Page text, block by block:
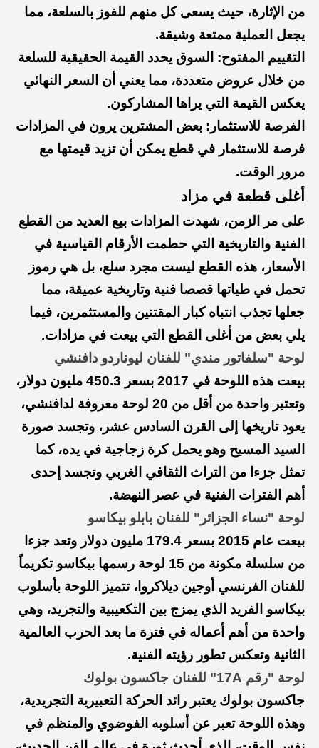
من الإثارة، حيث يسعى كل منهم للفوز بالسلعة، مما
يجعل العملية ممتعة وشيقة.
التقييم المفتوح: السوق يحدد القيمة الحقيقية للسلعة
من خلال عروض متعددة، مما يعني أن السعر النهائي
يعكس القيمة التي يراها المشاركون.
الفرصة للاستثمار: بعض المشترين يرون في المزادات
فرصة للاستثمار في قطع يمكن أن تزيد قيمتها مع
مرور الوقت.
أغلى قطعة في مزاد
على مر الزمن، شهدت المزادات بيع العديد من القطع
الفنية والتاريخية التي حطمت الأرقام القياسية في
الأسعار، هذه القطع ليست مجرد سلع، بل هي رموز
تحمل في طياتها قصصا فنية وتاريخية عميقة، مما
جعلها تجذب انتباه كبار المقتنين والمستثمرين، فيما
يلي بعض من أغلى القطع التي بيعت في مزادات.
لوحة "سلفاتور مندي" للفنان ليوناردو دافنشي
بيعت هذه اللوحة في 2017 بسعر 450.3 مليون دولار،
وتعتبر واحدة من أقل من 20 لوحة معروفة لدافنشي،
يعود تاريخها إلى القرن السادس عشر، وتجسد صورة
السيد المسيح وهو يحمل كرة زجاجية في يده، كما
تمثل جزءا من التراث الثقافي الغربي وتجسد إحدى
أهم الفترات الفنية في عصر النهضة.
لوحة "نساء الجزائر" للفنان بابلو بيكاسو
بيعت عام 2015 بسعر 179.4 مليون دولار وتعد جزءا
من سلسلة مكونة من 15 لوحة رسمها بيكاسو تكريماً
للفنان الفرنسي أوجين ديلاكروا، تتميز اللوحة بأسلوب
بيكاسو الفريد الذي يمزج بين التكعيبية والتجريد، وهي
واحدة من أهم أعماله في فترة ما بعد الحرب العالمية
الثانية وتعكس تطور رؤيته الفنية.
لوحة "رقم 17A" للفنان جاكسون بولوك
جاكسون بولوك يعتبر رائد الحركة التعبيرية التجريدية،
وهذه اللوحة تعبر عن أسلوبه الفوضوي والمنظم في